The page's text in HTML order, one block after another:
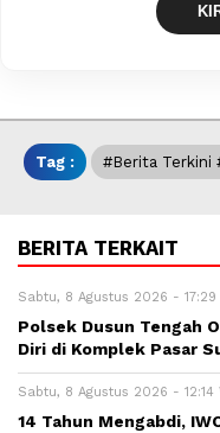
Tag : #berita Terkini
BERITA TERKAIT
Sabtu, 8 Agustus 2026 - 17:29
Polsek Dusun Tengah
Diri di Komplek Pasar
Sabtu, 8 Agustus 2026 - 12:14
14 Tahun Mengabdi,